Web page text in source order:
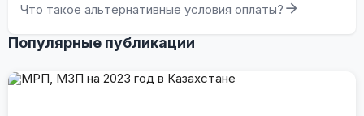
Что такое альтернативные условия оплаты?
Популярные публикации